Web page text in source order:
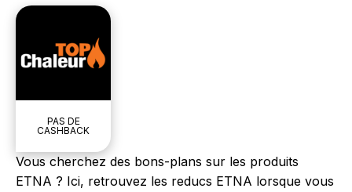
PAS DE
CASHBACK
Vous cherchez des bons-plans sur les produits
ETNA ? Ici, retrouvez les reducs ETNA lorsque vous